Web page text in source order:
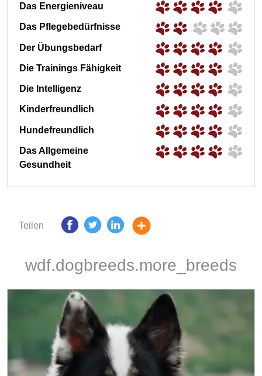
Das Energieniveau
Das Pflegebedürfnisse
Der Übungsbedarf
Die Trainings Fähigkeit
Die Intelligenz
Kinderfreundlich
Hundefreundlich
Das Allgemeine
Gesundheit
Teilen
wdf.dogbreeds.more_breeds